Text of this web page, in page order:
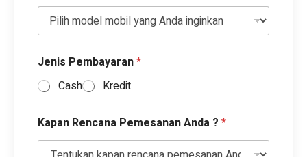
Jenis Pembayaran*
Cash
Kredit
Kapan Rencana Pemesanan Anda ? *